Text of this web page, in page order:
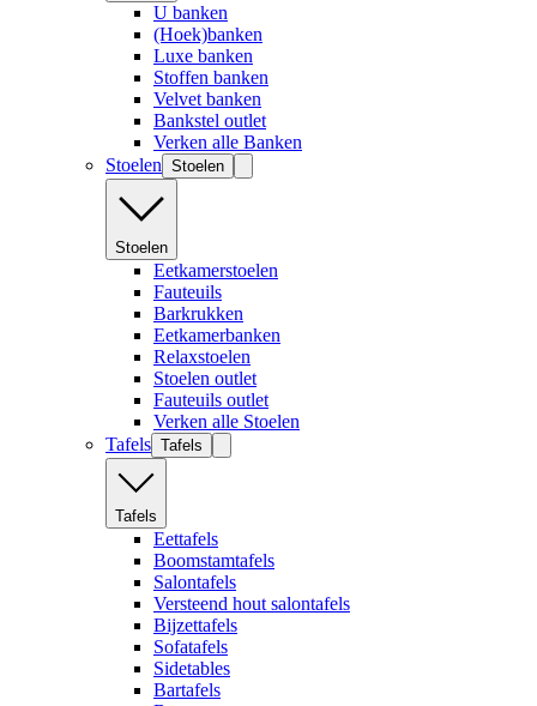
U banken
(Hoek)banken
Luxe banken
Stoffen banken
Velvet banken
Bankstel outlet
Verken alle Banken
Stoelen Stoelen
Stoelen
Eetkamerstoelen
Fauteuils
Barkrukken
Eetkamerbanken
Relaxstoelen
Stoelen outlet
Fauteuils outlet
Verken alle Stoelen
Tafels Tafels
Tafels
Eettafels
Boomstamtafels
Salontafels
Versteend hout salontafels
Bijzettafels
Sofatafels
Sidetables
Bartafels